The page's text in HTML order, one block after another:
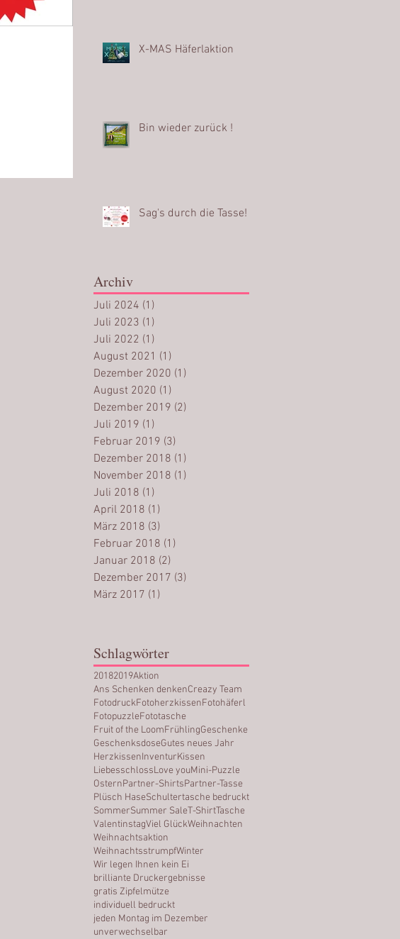
X-MAS Häferlaktion
Bin wieder zurück !
Sag's durch die Tasse!
Archiv
Juli 2024 (1)
Juli 2023 (1)
Juli 2022 (1)
August 2021 (1)
Dezember 2020 (1)
August 2020 (1)
Dezember 2019 (2)
Juli 2019 (1)
Februar 2019 (3)
Dezember 2018 (1)
November 2018 (1)
Juli 2018 (1)
April 2018 (1)
März 2018 (3)
Februar 2018 (1)
Januar 2018 (2)
Dezember 2017 (3)
März 2017 (1)
Schlagwörter
20182019Aktion
Ans Schenken denkenCreazy Team
FotodruckFotoherzkissenFotohäferl
FotopuzzleFototasche
Fruit of the LoomFrühlingGeschenke
GeschenksdoseGutes neues Jahr
HerzkissenInventurKissen
LiebesschlossLove youMini-Puzzle
OsternPartner-ShirtsPartner-Tasse
Plüsch HaseSchultertasche bedruckt
SommerSummer SaleT-ShirtTasche
ValentinstagViel GlückWeihnachten
Weihnachtsaktion
WeihnachtsstrumpfWinter
Wir legen Ihnen kein Ei
brilliante Druckergebnisse
gratis Zipfelmütze
individuell bedruckt
jeden Montag im Dezember
unverwechselbar